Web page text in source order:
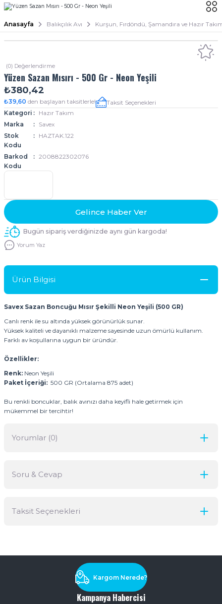
Anasayfa Balıkçılık Avı Kurşun, Fırdöndü, Şamandıra ve Hazır
(0) Değerlendirme
Yüzen Sazan Mısırı - 500 Gr - Neon Yeşili
₺380,42
₺39,60 den başlayan taksitlerle!
Taksit Seçenekleri
Kategori
Hazır Takım
Marka
Savex
Stok
Kodu
HAZTAK.122
Barkod
Kodu
2008822302076
Gelince Haber Ver
Bugün sipariş verdiğinizde aynı gün kargoda!
Yorum Yaz
Ürün Bilgisi
Savex Sazan Boncuğu Mısır Şekilli Neon Yeşili (500 GR)
Canlı renk ile su altında yüksek görünürlük sunar.
Yüksek kaliteli ve dayanıklı malzeme sayesinde uzun ömürlü kullanım.
Farklı av koşullarına uygun bir üründür.
Özellikler:
Renk: Neon Yeşili
Paket İçeriği: 500 GR (Ortalama 875 adet)
Bu renkli boncuklar, balık avınızı daha keyifli hale getirmek için
mükemmel bir tercihtir!
Yorumlar (0)
Soru & Cevap
Taksit Seçenekleri
Kampanya Habercisi
Kargom Nerede?